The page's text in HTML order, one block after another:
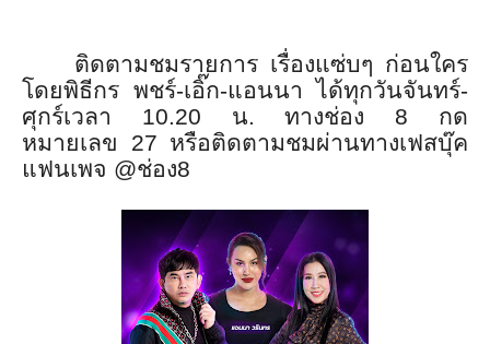
ติดตามชมรายการ เรื่องแซ่บๆ ก่อนใคร
โดยพิธีกร พชร์-เอิ๊ก-แอนนา ได้ทุกวันจันทร์-
ศุกร์เวลา 10.20 น. ทางช่อง 8 กด
หมายเลข 27 หรือติดตามชมผ่านทางเฟสบุ๊ค
แฟนเพจ @ช่อง8